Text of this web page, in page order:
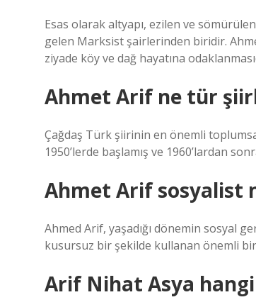
Esas olarak altyapı, ezilen ve
gelen Marksist şairlerinden biridir.
ziyade köy ve dağ hayatına
Ahmet Arif ne tür
Çağdaş Türk şiirinin en önemli
1950’lerde başlamış ve 1960’lardan
Ahmet Arif sosyalist
Ahmed Arif, yaşadığı dönemin sosyal
kusursuz bir şekilde kullanan önemli
Arif Nihat Asya